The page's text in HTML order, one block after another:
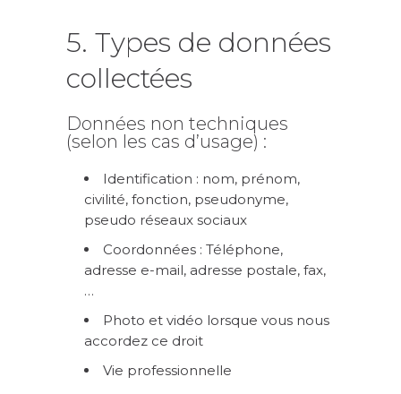
5. Types de données
collectées
Données non techniques
(selon les cas d’usage) :
Identification : nom, prénom,
civilité, fonction, pseudonyme,
pseudo réseaux sociaux
Coordonnées : Téléphone,
adresse e-mail, adresse postale, fax,
…
Photo et vidéo lorsque vous nous
accordez ce droit
Vie professionnelle